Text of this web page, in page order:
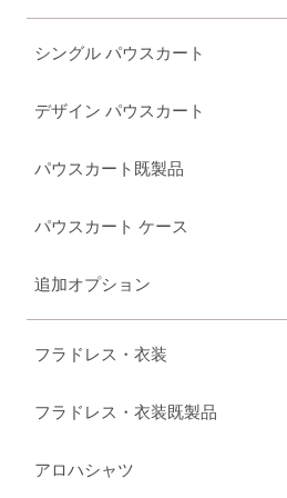
シングル パウスカート
デザイン パウスカート
パウスカート既製品
パウスカート ケース
追加オプション
フラドレス・衣装
フラドレス・衣装既製品
アロハシャツ